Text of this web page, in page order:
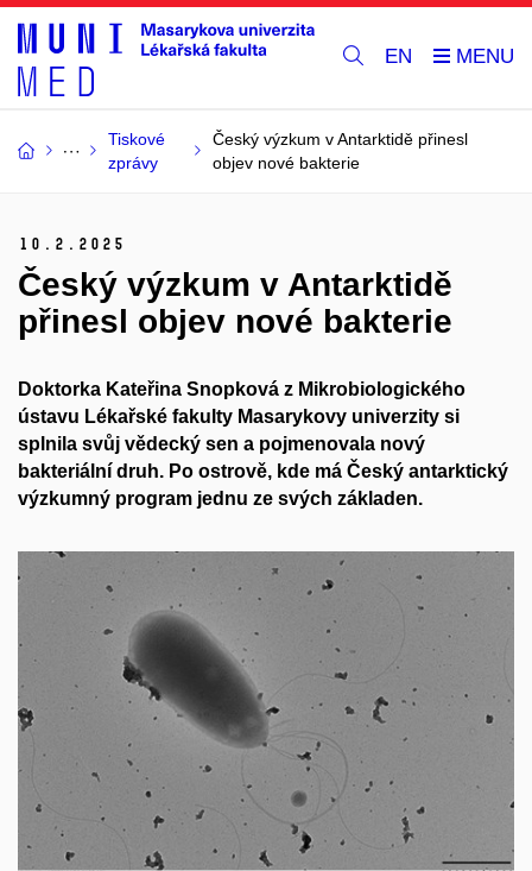
EN
Tiskové
zprávy
Český výzkum v Antarktidě přinesl
objev nové bakterie
10. 2. 2025
Český výzkum v Antarktidě
přinesl objev nové bakterie
Doktorka Kateřina Snopková z Mikrobiologického
ústavu Lékařské fakulty Masarykovy univerzity si
splnila svůj vědecký sen a pojmenovala nový
bakteriální druh. Po ostrově, kde má Český antarktický
výzkumný program jednu ze svých základen.